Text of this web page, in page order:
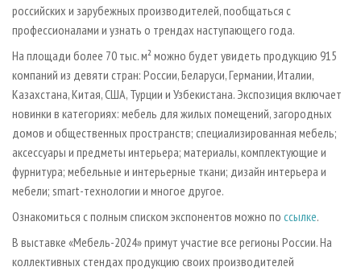
российских и зарубежных производителей, пообщаться с
профессионалами и узнать о трендах наступающего года.
На площади более 70 тыс. м² можно будет увидеть продукцию 915
компаний из девяти стран: России, Беларуси, Германии, Италии,
Казахстана, Китая, США, Турции и Узбекистана. Экспозиция включает
новинки в категориях: мебель для жилых помещений, загородных
домов и общественных пространств; специализированная мебель;
аксессуары и предметы интерьера; материалы, комплектующие и
фурнитура; мебельные и интерьерные ткани; дизайн интерьера и
мебели; smart-технологии и многое другое.
Ознакомиться с полным списком экспонентов можно по ссылке.
В выставке «Мебель-2024» примут участие все регионы России. На
коллективных стендах продукцию своих производителей